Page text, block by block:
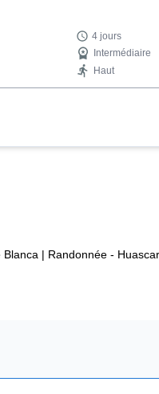
4 jours
Intermédiaire
Haut
Blanca | Randonnée -